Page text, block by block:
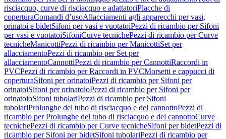
risciacquo, curve di risciacquo e adattatoriPlacche di
coperturaComandi d’usoAllacciamenti agli apparecchi per vasi,
orinatoi e bidetSifoni per vasi e vuotatoiPezzi di ricambio per Sifoni
per vasi e vuotatoiSifoniCurve tecnichePezzi di ricambio per Curve
tecnicheManicottiPezzi di ricambio per ManicottiSet per
allacciamentoPezzi di ricambio per Set per
allacciamentoCannottiPezzi di ricambio per CannottiRaccordi in
PVCPezzi di ricambio per Raccordi in PVCMorsetti e cappucci di
coperturaSifoni per orinatoiPezzi di ricambio per Sifoni per
orinatoiSifoni per orinatoioPezzi di ricambio per Sifoni per
orinatoioSifoni tubolariPezzi di ricambio per Sifoni
tubolariProlunghe del tubo di risciacquo e del cannottoPezzi di
ricambio per Prolunghe del tubo di risciacquo e del cannottoCurve
tecnichePezzi di ricambio per Curve tecnicheSifoni per bidetPezzi di
ricambio per Sifoni per bidetSifoni tubolariPezzi di ricambio per